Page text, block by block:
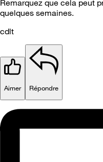
Remarquez que cela peut
quelques semaines.
cdlt
Aimer Répondre